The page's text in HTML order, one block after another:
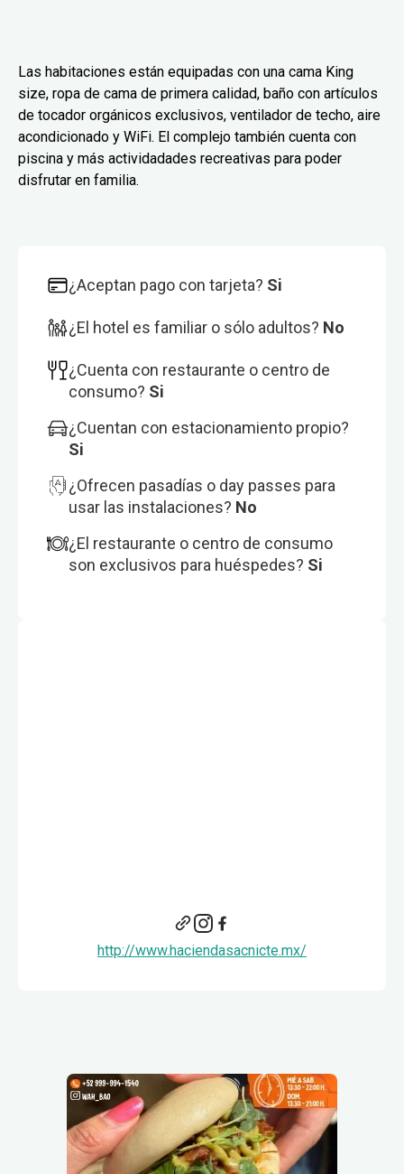
Las habitaciones están equipadas con una cama King
size, ropa de cama de primera calidad, baño con artículos
de tocador orgánicos exclusivos, ventilador de techo, aire
acondicionado y WiFi. El complejo también cuenta con
piscina y más actividadades recreativas para poder
disfrutar en familia.
¿Aceptan pago con tarjeta? Si
¿El hotel es familiar o sólo adultos? No
¿Cuenta con restaurante o centro de
consumo? Si
¿Cuentan con estacionamiento propio?
Si
¿Ofrecen pasadías o day passes para
usar las instalaciones? No
¿El restaurante o centro de consumo
son exclusivos para huéspedes? Si
http://www.haciendasacnicte.mx/